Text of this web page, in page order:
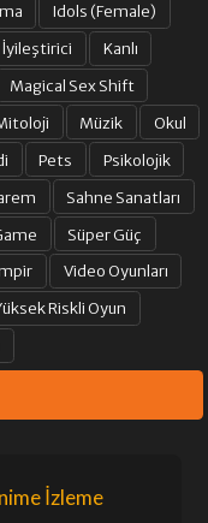
Idols (Female)
İyileştirici
Kanlı
Magical Sex Shift
Müzik
Okul
Pets
Psikolojik
Sahne Sanatları
Süper Güç
Video Oyunları
Riskli Oyun
İzleme